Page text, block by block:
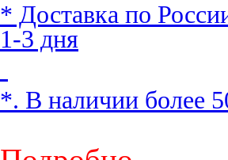
* Доставка по
1-3 дня
*. В наличии более